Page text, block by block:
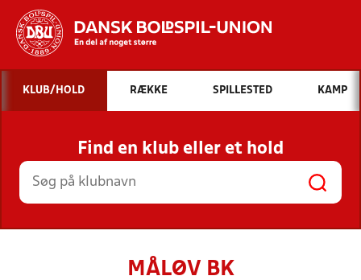
Hvad vil du søge efter?
INDHOLD OG NYHEDER
STILLINGER, RESULTATER, KLUBBER OG
HOLD
KLUB/HOLD RÆKKE SPILLESTED KAMP
Find en klub eller et hold
MÅLØV BK